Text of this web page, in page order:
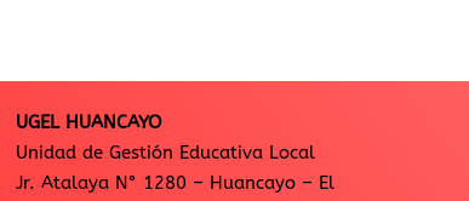
UGEL HUANCAYO
Unidad de Gestión Educativa Local
Jr. Atalaya N° 1280 – Huancayo – El